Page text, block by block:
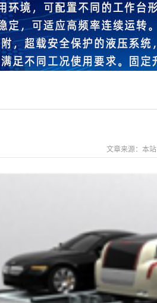
文章来源：本站